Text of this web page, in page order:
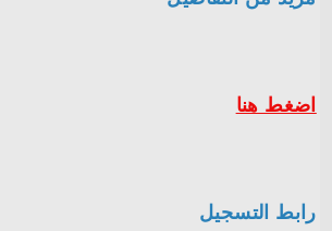
اضغط هنا
رابط التسجيل